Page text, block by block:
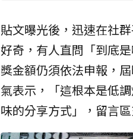
貼文曝光後，迅速在社
好奇，有人直問「到底
獎金額仍須依法申報，
氣表示，「這根本是低
味的分享方式」，留言